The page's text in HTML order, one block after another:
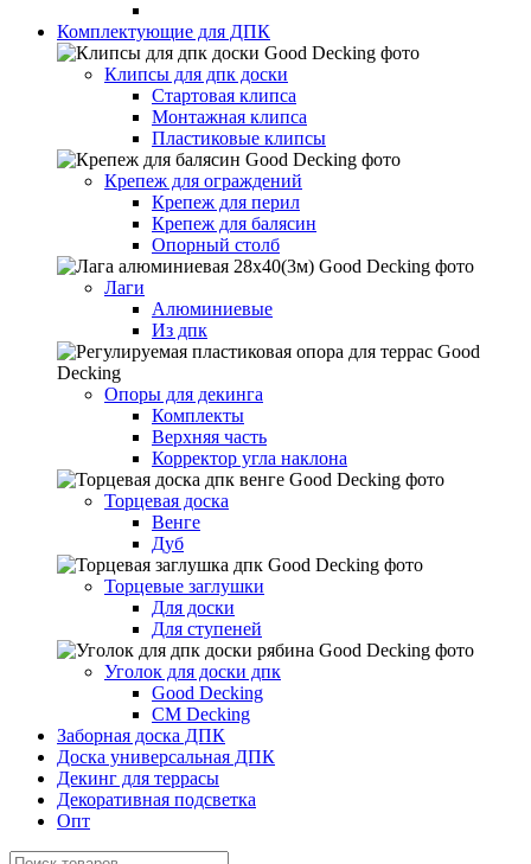
Комплектующие для ДПК
Клипсы для дпк доски
Стартовая клипса
Монтажная клипса
Пластиковые клипсы
Крепеж для ограждений
Крепеж для перил
Крепеж для балясин
Опорный столб
Лаги
Алюминиевые
Из дпк
Опоры для декинга
Комплекты
Верхняя часть
Корректор угла наклона
Торцевая доска
Венге
Дуб
Торцевые заглушки
Для доски
Для ступеней
Уголок для доски дпк
Good Decking
CM Decking
Заборная доска ДПК
Доска универсальная ДПК
Декинг для террасы
Декоративная подсветка
Опт